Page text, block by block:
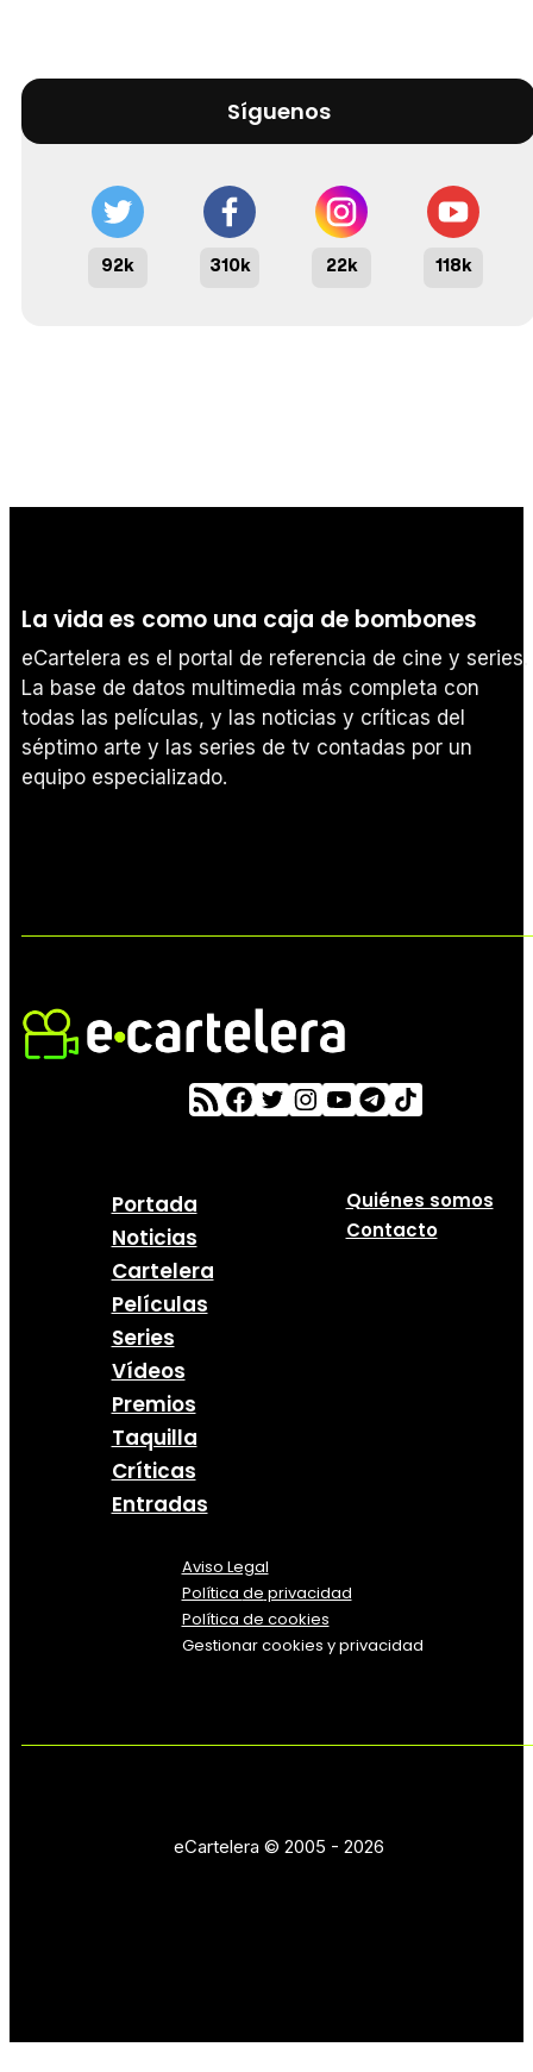
Síguenos
92k 310k 22k 118k
La vida es como una caja de bombones
eCartelera es el portal de referencia de cine y series.
La base de datos multimedia más completa con
todas las películas, y las noticias y críticas del
séptimo arte y las series de tv contadas por un
equipo especializado.
Portada
Noticias
Cartelera
Películas
Series
Vídeos
Premios
Taquilla
Críticas
Entradas
Quiénes somos
Contacto
Aviso Legal
Política de privacidad
Política de cookies
Gestionar cookies y privacidad
eCartelera © 2005 - 2026